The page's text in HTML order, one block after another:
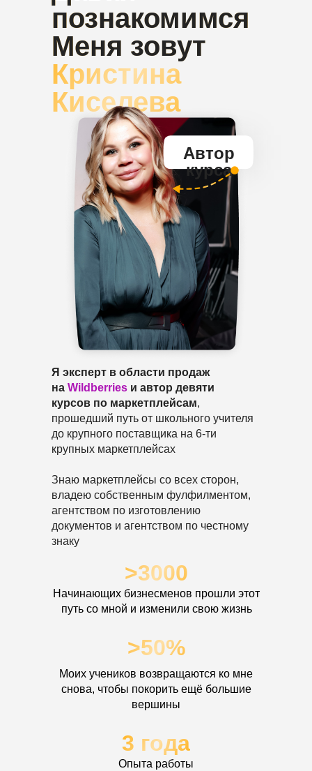
познакомимся
Меня зовут
Кристина
Киселева
Я эксперт в области продаж
на Wildberries и автор девяти
курсов по маркетплейсам,
прошедший путь от школьного учителя
до крупного поставщика на 6-ти
крупных маркетплейсах
Знаю маркетплейсы со всех сторон,
владею собственным фулфилментом,
агентством по изготовлению
документов и агентством по честному
знаку
>3000
Начинающих бизнесменов прошли этот
путь со мной и изменили свою жизнь
3 года
Опыта работы
>50%
Моих учеников возвращаются ко мне
снова, чтобы покорить ещё большие
вершины
Автор
курса